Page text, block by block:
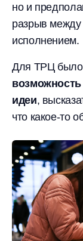
но и
разрыв между
исполнением.
Для ТРЦ было
идеи,
что какое-то